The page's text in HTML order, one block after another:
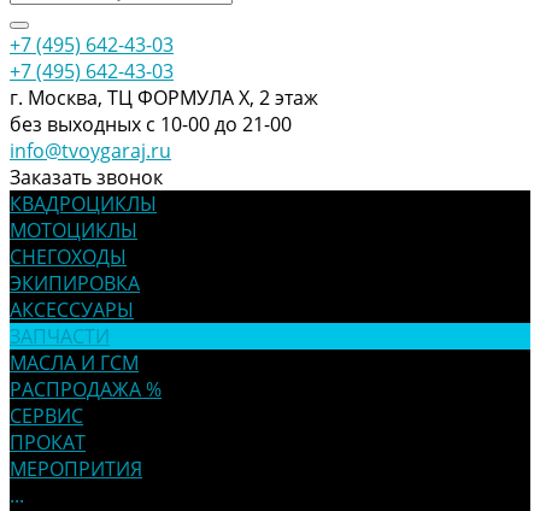
+7 (495) 642-43-03
+7 (495) 642-43-03
г. Москва, ТЦ ФОРМУЛА Х, 2 этаж
без выходных с 10-00 до 21-00
info@tvoygaraj.ru
Заказать звонок
КВАДРОЦИКЛЫ
МОТОЦИКЛЫ
СНЕГОХОДЫ
ЭКИПИРОВКА
АКСЕССУАРЫ
ЗАПЧАСТИ
МАСЛА И ГСМ
РАСПРОДАЖА %
СЕРВИС
ПРОКАТ
МЕРОПРИТИЯ
...